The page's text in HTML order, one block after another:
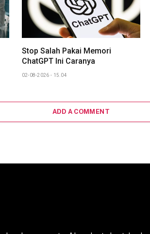
Stop Salah Pakai Memori
ChatGPT Ini Caranya
02-08-2026 - 15.04
ADD A COMMENT